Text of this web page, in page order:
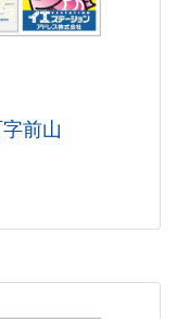
前山